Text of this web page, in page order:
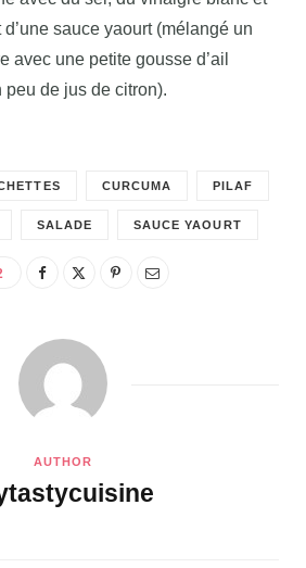
d’une sauce yaourt (mélangé un
avec une petite gousse d’ail
peu de jus de citron).
CURCUMA PILAF
SALADE SAUCE YAOURT
AUTHOR